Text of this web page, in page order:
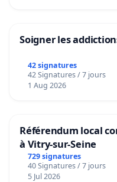
Soigner les
42 signatures
42 Signatures / 7 jours
1 Aug 2026
Référendum local
à Vitry-sur-Seine
729 signatures
40 Signatures / 7 jours
5 Jul 2026